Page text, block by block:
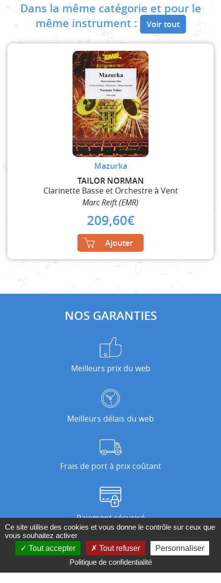
Dans la même catégorie et pour le
même instrument :
Voir tout
Mazurka
TAILOR NORMAN
Clarinette Basse et Orchestre à Vent
Marc Reift (EMR)
209,60€
Ajouter
NOS GARANTIES
Meilleurs prix du web
Meilleurs délais du web
Frais de port à prix coûtant
Paiement sécurisé
Nos magasins
Ce site utilise des cookies et vous donne le contrôle sur ceux que
vous souhaitez activer
Tout accepter
Tout refuser
Personnaliser
Politique de confidentialité